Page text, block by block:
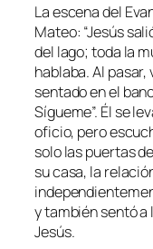
La escena del
Mateo: “Jesús
del lago; toda la
hablaba. Al
sentado en el
Sígueme”. Él se
oficio, pero
solo las puertas
su casa, la
y también sentó a
Jesús.